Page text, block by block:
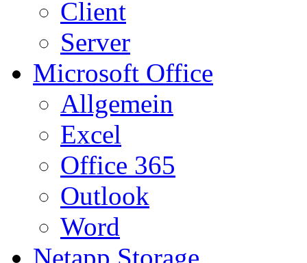
Client
Server
Microsoft Office
Allgemein
Excel
Office 365
Outlook
Word
Netapp Storage